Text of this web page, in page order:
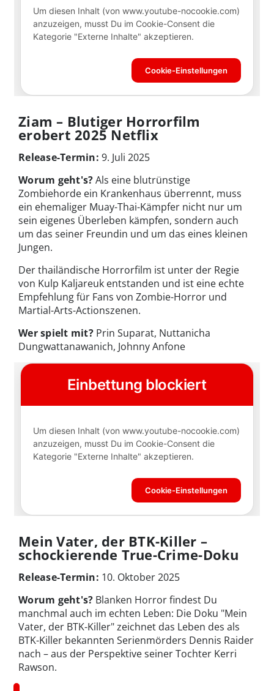
Ziam – Blutiger Horrorfilm
erobert 2025 Netflix
Release-Termin: 9. Juli 2025
Worum geht's?Als eine blutrünstige
Zombiehorde ein Krankenhaus überrennt, muss
ein ehemaliger Muay-Thai-Kämpfer nicht nur um
sein eigenes Überleben kämpfen, sondern auch
um das seiner Freundin und um das eines kleinen
Jungen.
Der thailändische Horrorfilm ist unter der Regie
von Kulp Kaljareuk entstanden und ist eine echte
Empfehlung für Fans von Zombie-Horror und
Martial-Arts-Actionszenen.
Wer spielt mit?Prin Suparat, Nuttanicha
Dungwattanawanich, Johnny Anfone
Mein Vater, der BTK-Killer –
schockierende True-Crime-Doku
Release-Termin: 10. Oktober 2025
Worum geht's? Blanken Horror findest Du
manchmal auch im echten Leben: Die Doku "Mein
Vater, der BTK-Killer" zeichnet das Leben des als
BTK-Killer bekannten Serienmörders Dennis Raider
nach – aus der Perspektive seiner Tochter Kerri
Rawson.